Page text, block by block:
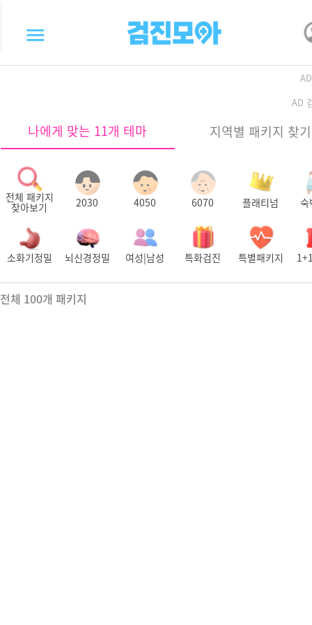
AD
나에게 맞는 11개 테마 지역별 패키지 찾기
전체 패키지
찾아보기 2030 4050 6070 플래티넘 숙
소화기정밀 뇌신경정밀 여성|남성 특화검진 특별패키지
전체 100개 패키지